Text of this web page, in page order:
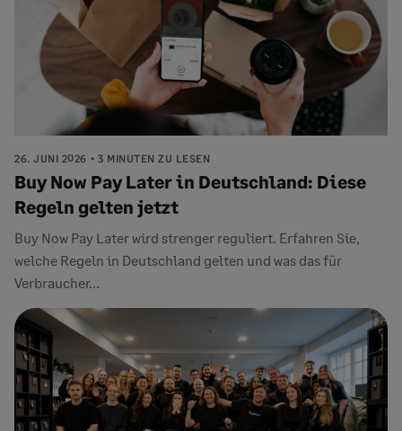
26. JUNI 2026 3 MINUTEN ZU LESEN
Buy Now Pay Later in Deutschland: Diese
Regeln gelten jetzt
Buy Now Pay Later wird strenger reguliert. Erfahren Sie,
welche Regeln in Deutschland gelten und was das für
Verbraucher...